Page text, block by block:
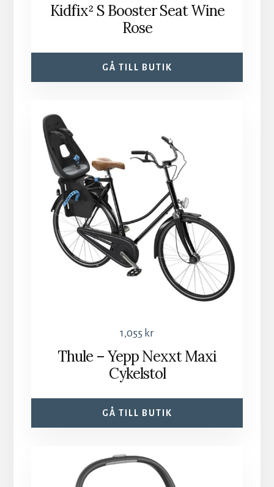
Kidfix² S Booster Seat Wine
Rose
GÅ TILL BUTIK
1,055 kr
Thule – Yepp Nexxt Maxi
Cykelstol
GÅ TILL BUTIK